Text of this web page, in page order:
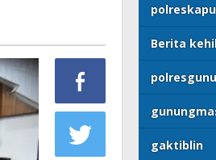
Berita
gaktiblin